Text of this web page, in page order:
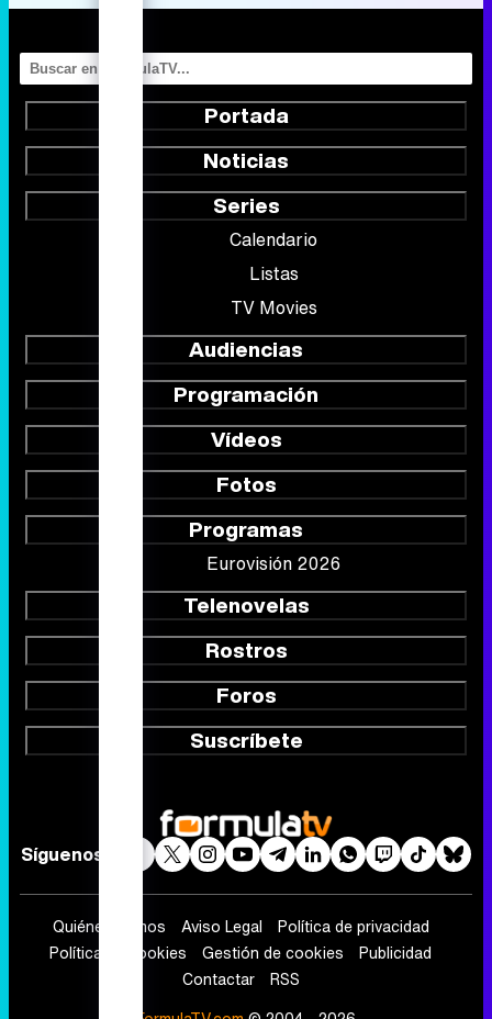
Audiencias
Programación
Vídeos
Fotos
Programas
Telenovelas
Rostros
Foros
Suscríbete
Síguenos
Quiénes somos Aviso Legal
Política de privacidad
Política de cookies
Gestión de cookies
Publicidad
Contactar
RSS